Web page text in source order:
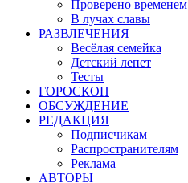
Проверено временем
В лучах славы
РАЗВЛЕЧЕНИЯ
Весёлая семейка
Детский лепет
Тесты
ГОРОСКОП
ОБСУЖДЕНИЕ
РЕДАКЦИЯ
Подписчикам
Распространителям
Реклама
АВТОРЫ